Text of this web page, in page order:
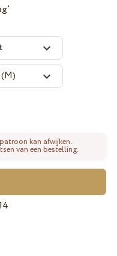
kan afwijken.
van een bestelling.